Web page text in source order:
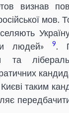
визнав
мов.
людей»9.
та
таким